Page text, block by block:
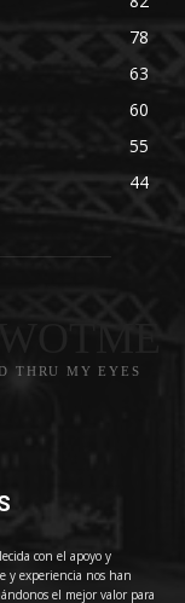
78
63
60
55
44
THRU MY EYES
con el apoyo y
y experiencia nos han
el mejor valor para